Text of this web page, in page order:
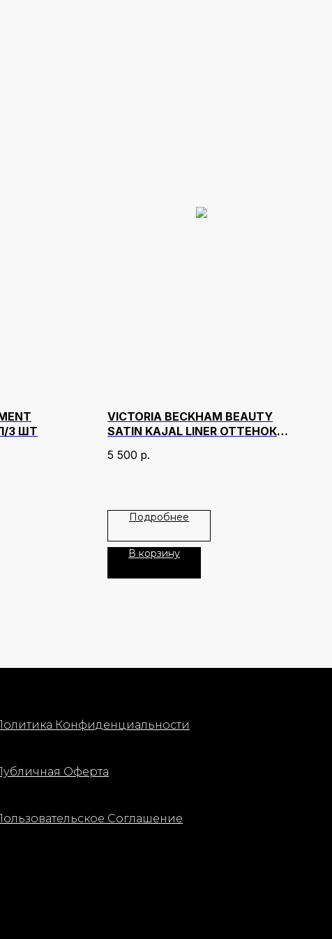
3 ШТ
VICTORIA BECKHAM BEAUTY
SATIN KAJAL LINER ОТТЕНОК
5 500 р.
Подробнее
В корзину
Конфиденциальности
Оферта
Соглашение